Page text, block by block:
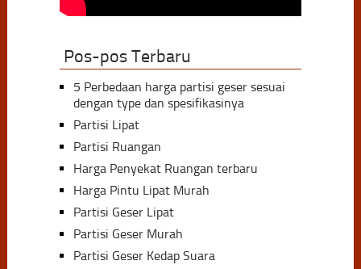
Pos-pos Terbaru
5 Perbedaan harga partisi geser sesuai
dengan type dan spesifikasinya
Partisi Lipat
Partisi Ruangan
Harga Penyekat Ruangan terbaru
Harga Pintu Lipat Murah
Partisi Geser Lipat
Partisi Geser Murah
Partisi Geser Kedap Suara